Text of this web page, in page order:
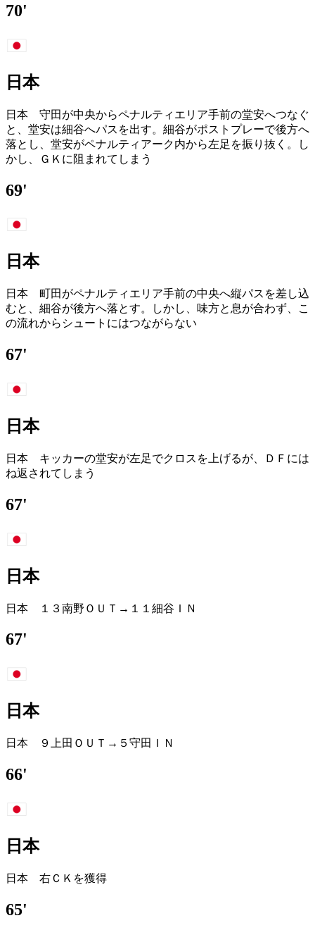
70'
日本
日本 守田が中央からペナルティエリア手前の堂安へつなぐ
と、堂安は細谷へパスを出す。細谷がポストプレーで後方へ
落とし、堂安がペナルティアーク内から左足を振り抜く。し
かし、ＧＫに阻まれてしまう
69'
日本
日本 町田がペナルティエリア手前の中央へ縦パスを差し込
むと、細谷が後方へ落とす。しかし、味方と息が合わず、こ
の流れからシュートにはつながらない
67'
日本
日本 キッカーの堂安が左足でクロスを上げるが、ＤＦには
ね返されてしまう
67'
日本
日本 １３南野ＯＵＴ→１１細谷ＩＮ
67'
日本
日本 ９上田ＯＵＴ→５守田ＩＮ
66'
日本
日本 右ＣＫを獲得
65'